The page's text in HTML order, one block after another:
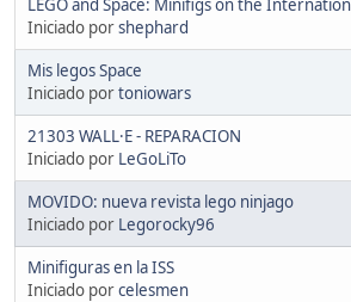
LEGO and Space: Minifigs on the
Iniciado porshephard
Mis legos Space
Iniciado portoniowars
21303 WALL·E - REPARACION
Iniciado por LeGoLiTo
MOVIDO: nueva revista lego ninjago
Iniciado por Legorocky96
Minifiguras en la ISS
Iniciado porcelesmen